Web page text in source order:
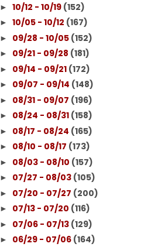
►10/12 - 10/19 (152)
►10/05 - 10/12 (167)
► 09/28 - 10/05 (152)
► 09/21 - 09/28 (181)
► 09/14 - 09/21 (172)
► 09/07 - 09/14 (148)
► 08/31 - 09/07 (196)
► 08/24 - 08/31 (158)
► 08/17 - 08/24 (165)
► 08/10 - 08/17 (173)
► 08/03 - 08/10 (157)
► 07/27 - 08/03 (105)
► 07/20 - 07/27 (200)
► 07/13 - 07/20 (116)
► 07/06 - 07/13 (129)
► 06/29 - 07/06 (164)